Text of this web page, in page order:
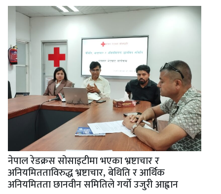
नेपाल रेडक्रस सोसाइटीमा भएका भ्रष्टाचार र
अनियमितताविरुद्ध भ्रष्टाचार, बेथिति र आर्थिक
अनियमितता छानवीन समितिले गर्यो उजुरी आह्वान